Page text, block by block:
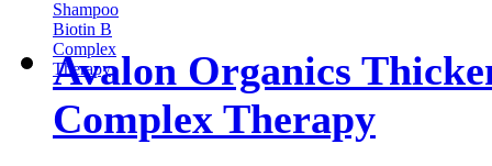
Avalon Organics
Complex Therapy